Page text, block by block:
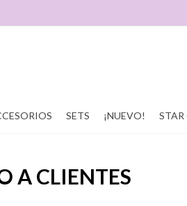
SETS ¡NUEVO! STAR
A CLIENTES